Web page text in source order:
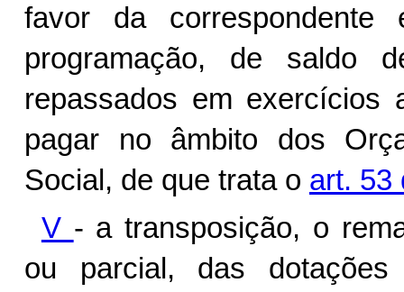
favor da
programação, de saldo
repassados em exercícios
pagar no âmbito dos
Social, de que trata o art. 53
V - a transposição, o
ou parcial, das dotações